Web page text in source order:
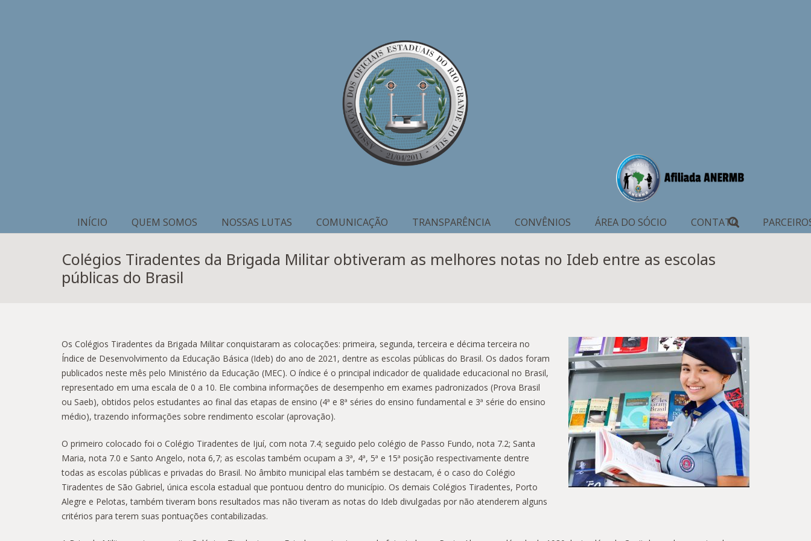
INÍCIO QUEM SOMOS NOSSAS LUTAS COMUNICAÇÃO TRANSPARÊNCIA CONVÊNIOS ÁREA DO SÓCIO CONTATO
Colégios Tiradentes da Brigada Militar obtiveram as melhores notas no Ideb entre as escolas
públicas do Brasil
Os Colégios Tiradentes da Brigada Militar conquistaram as colocações: primeira, segunda, terceira e décima terceira no
Índice de Desenvolvimento da Educação Básica (Ideb) do ano de 2021, dentre as escolas públicas do Brasil. Os dados foram
publicados neste mês pelo Ministério da Educação (MEC). O índice é o principal indicador de qualidade educacional no Brasil,
representado em uma escala de 0 a 10. Ele combina informações de desempenho em exames padronizados (Prova Brasil
ou Saeb), obtidos pelos estudantes ao final das etapas de ensino (4ª e 8ª séries do ensino fundamental e 3ª série do ensino
médio), trazendo informações sobre rendimento escolar (aprovação).
O primeiro colocado foi o Colégio Tiradentes de Ijuí, com nota 7.4; seguido pelo colégio de Passo Fundo, nota 7.2; Santa
Maria, nota 7.0 e Santo Angelo, nota 6,7; as escolas também ocupam a 3ª, 4ª, 5ª e 15ª posição respectivamente dentre
todas as escolas públicas e privadas do Brasil. No âmbito municipal elas também se destacam, é o caso do Colégio
Tiradentes de São Gabriel, única escola estadual que pontuou dentro do município. Os demais Colégios Tiradentes, Porto
Alegre e Pelotas, também tiveram bons resultados mas não tiveram as notas do Ideb divulgadas por não atenderem alguns
critérios para terem suas pontuações contabilizadas.